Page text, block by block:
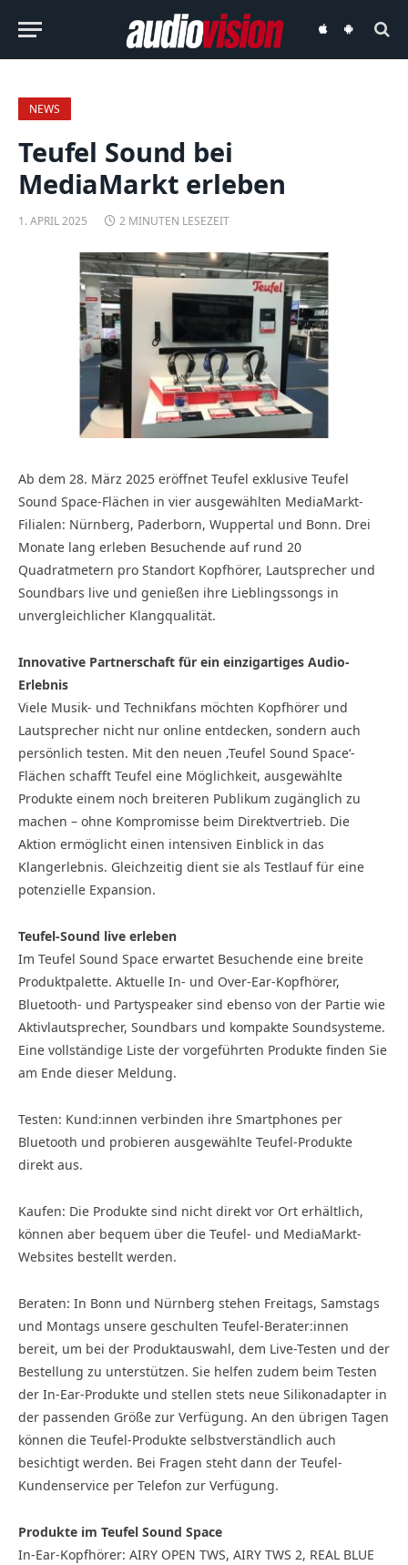
audiovisionaudiovision
NEWS
Teufel Sound bei
MediaMarkt erleben
1. APRIL 2025 2 MINUTEN LESEZEIT
Ab dem 28. März 2025 eröffnet Teufel exklusive Teufel
Sound Space-Flächen in vier ausgewählten MediaMarkt-
Filialen: Nürnberg, Paderborn, Wuppertal und Bonn. Drei
Monate lang erleben Besuchende auf rund 20
Quadratmetern pro Standort Kopfhörer, Lautsprecher und
Soundbars live und genießen ihre Lieblingssongs in
unvergleichlicher Klangqualität.
Innovative Partnerschaft für ein einzigartiges Audio-
Erlebnis
Viele Musik- und Technikfans möchten Kopfhörer und
Lautsprecher nicht nur online entdecken, sondern auch
persönlich testen. Mit den neuen ‚Teufel Sound Space‘-
Flächen schafft Teufel eine Möglichkeit, ausgewählte
Produkte einem noch breiteren Publikum zugänglich zu
machen – ohne Kompromisse beim Direktvertrieb. Die
Aktion ermöglicht einen intensiven Einblick in das
Klangerlebnis. Gleichzeitig dient sie als Testlauf für eine
potenzielle Expansion.
Teufel-Sound live erleben
Im Teufel Sound Space erwartet Besuchende eine breite
Produktpalette. Aktuelle In- und Over-Ear-Kopfhörer,
Bluetooth- und Partyspeaker sind ebenso von der Partie wie
Aktivlautsprecher, Soundbars und kompakte Soundsysteme.
Eine vollständige Liste der vorgeführten Produkte finden Sie
am Ende dieser Meldung.
Testen: Kund:innen verbinden ihre Smartphones per
Bluetooth und probieren ausgewählte Teufel-Produkte
direkt aus.
Kaufen: Die Produkte sind nicht direkt vor Ort erhältlich,
können aber bequem über die Teufel- und MediaMarkt-
Websites bestellt werden.
Beraten: In Bonn und Nürnberg stehen Freitags, Samstags
und Montags unsere geschulten Teufel-Berater:innen
bereit, um bei der Produktauswahl, dem Live-Testen und der
Bestellung zu unterstützen. Sie helfen zudem beim Testen
der In-Ear-Produkte und stellen stets neue Silikonadapter in
der passenden Größe zur Verfügung. An den übrigen Tagen
können die Teufel-Produkte selbstverständlich auch
besichtigt werden. Bei Fragen steht dann der Teufel-
Kundenservice per Telefon zur Verfügung.
Produkte im Teufel Sound Space
In-Ear-Kopfhörer: AIRY OPEN TWS, AIRY TWS 2, REAL BLUE